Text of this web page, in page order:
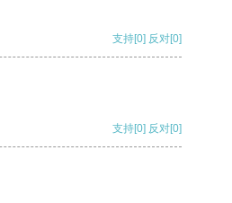
支持[0] 反对[0]
支持[0] 反对[0]